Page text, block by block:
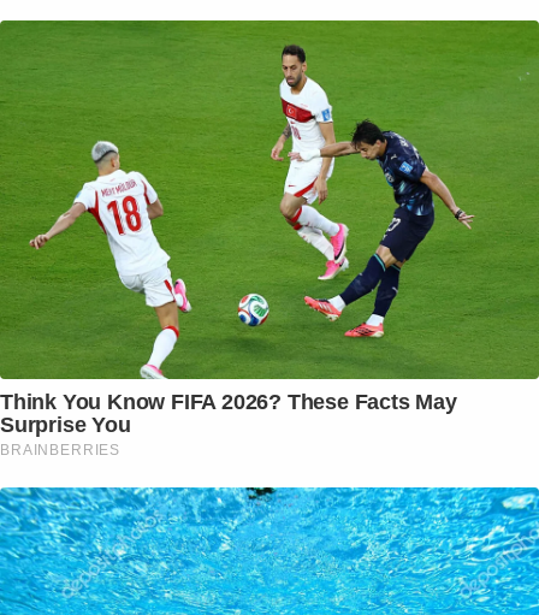
Think You Know FIFA 2026? These Facts May
Surprise You
BRAINBERRIES